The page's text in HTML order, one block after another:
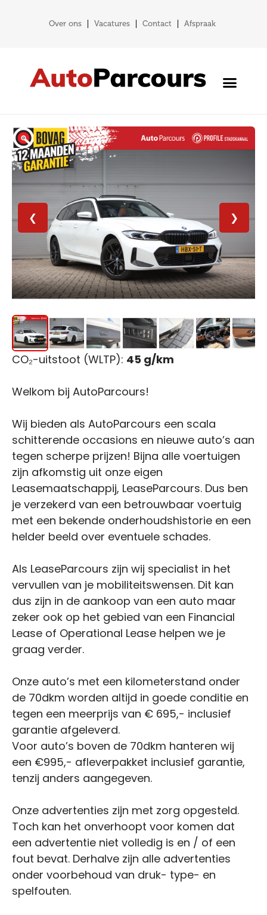
Over ons Vacatures Contact Afspraak
❮ ❯
CO₂-uitstoot (WLTP): 45 g/km
Welkom bij AutoParcours!
Wij bieden als AutoParcours een scala
schitterende occasions en nieuwe auto’s aan
tegen scherpe prijzen! Bijna alle voertuigen
zijn afkomstig uit onze eigen
Leasemaatschappij, LeaseParcours. Dus ben
je verzekerd van een betrouwbaar voertuig
met een bekende onderhoudshistorie en een
helder beeld over eventuele schades.
Als LeaseParcours zijn wij specialist in het
vervullen van je mobiliteitswensen. Dit kan
dus zijn in de aankoop van een auto maar
zeker ook op het gebied van een Financial
Lease of Operational Lease helpen we je
graag verder.
Onze auto’s met een kilometerstand onder
de 70dkm worden altijd in goede conditie en
tegen een meerprijs van € 695,- inclusief
garantie afgeleverd.
Voor auto’s boven de 70dkm hanteren wij
een €995,- afleverpakket inclusief garantie,
tenzij anders aangegeven.
Onze advertenties zijn met zorg opgesteld.
Toch kan het onverhoopt voor komen dat
een advertentie niet volledig is en / of een
fout bevat. Derhalve zijn alle advertenties
onder voorbehoud van druk- type- en
spelfouten.